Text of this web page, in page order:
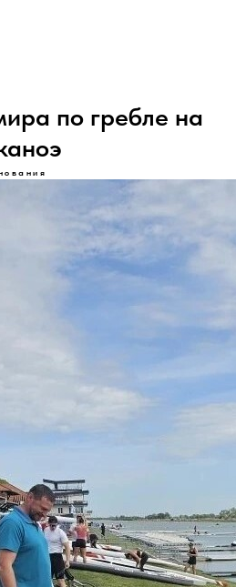
по гребле на